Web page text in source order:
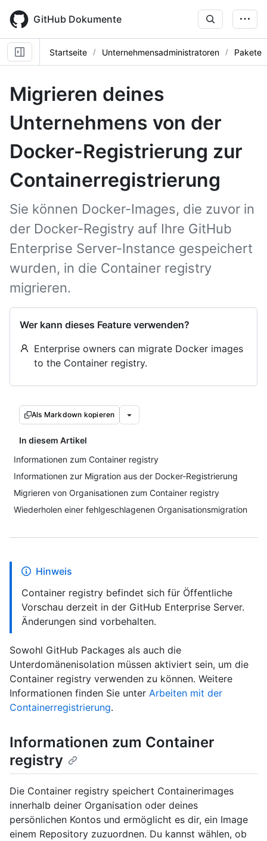
main
content
GitHub Dokumente
Startseite Unternehmensadministratoren Pakete
Migrieren deines
Unternehmens von der
Docker-Registrierung zur
Containerregistrierung
Sie können Docker-Images, die zuvor in
der Docker-Registry auf Ihre GitHub
Enterprise Server-Instance gespeichert
wurden, in die Container registry
migrieren.
Wer kann dieses Feature verwenden?
Enterprise owners can migrate Docker images
to the Container registry.
Als Markdown kopieren
In diesem Artikel
Informationen zum Container registry
Informationen zur Migration aus der Docker-Registrierung
Migrieren von Organisationen zum Container registry
Wiederholen einer fehlgeschlagenen Organisationsmigration
Hinweis
Container registry befindet sich für Öffentliche
Vorschau derzeit in der GitHub Enterprise Server.
Änderungen sind vorbehalten.
Sowohl GitHub Packages als auch die
Unterdomänenisolation müssen aktiviert sein, um die
Container registry verwenden zu können. Weitere
Informationen finden Sie unter Arbeiten mit der
Containerregistrierung.
Informationen zum Container
registry
Die Container registry speichert Containerimages
innerhalb deiner Organisation oder deines
persönlichen Kontos und ermöglicht es dir, ein Image
einem Repository zuzuordnen. Du kannst wählen, ob